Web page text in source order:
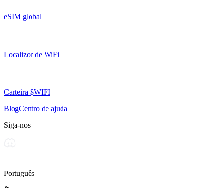
eSIM global
Localizor de WiFi
Carteira $WIFI
BlogCentro de ajuda
Siga-nos
Português